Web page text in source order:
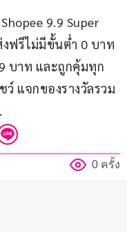
9.9 Super
ฟรีไม่มีขั้นต่ำ 0 บาท
บาท และถูกคุ้มทุก
แจกของรางวัลรวม
0 ครั้ง